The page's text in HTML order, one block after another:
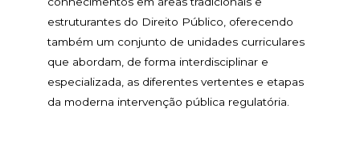
estruturantes do Direito Público, oferecendo
também um conjunto de unidades curriculares
que abordam, de forma interdisciplinar e
especializada, as diferentes vertentes e etapas
da moderna intervenção pública regulatória.